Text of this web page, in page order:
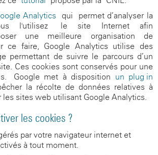
Analytics qui permet d’analyser la
l'utilisez le site Internet afin
une meilleure organisation de
ce faire, Google Analytics utilise des
permettant de suivre le parcours d’un
Ces cookies sont conservés pour une
Google met à disposition un plug-in
la récolte de données relatives à
les sites web utilisant Google Analytics.
les cookies ?
par votre navigateur internet et
à tout moment.